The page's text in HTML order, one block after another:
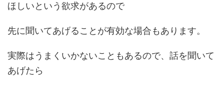
ほしいという欲求があるので
先に聞いてあげることが有効な場合もあります。
実際はうまくいかないこともあるので、話を聞いて
あげたら